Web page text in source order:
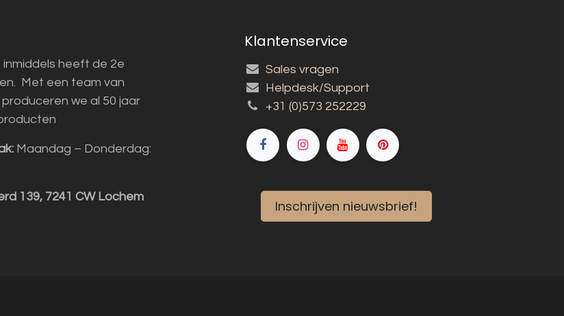
heeft de 2e
Met een team van
we al 50 jaar
Maandag – Donderdag:
139, 7241 CW Lochem
Klantenservice
Sales vragen
Helpdesk/Support
+31 (0)573 252229
Inschrijven nieuwsbrief!